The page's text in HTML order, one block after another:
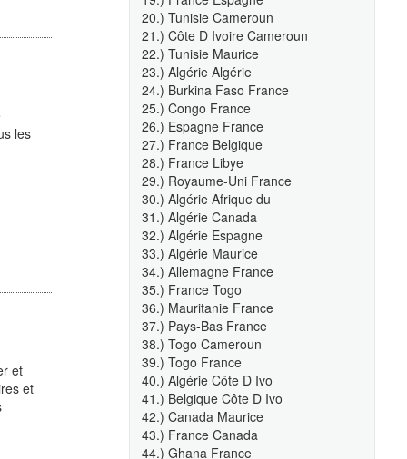
les
et
et
20.) Tunisie Cameroun
21.) Côte D Ivoire Cameroun
22.) Tunisie Maurice
23.) Algérie Algérie
24.) Burkina Faso France
25.) Congo France
26.) Espagne France
27.) France Belgique
28.) France Libye
29.) Royaume-Uni France
30.) Algérie Afrique du
31.) Algérie Canada
32.) Algérie Espagne
33.) Algérie Maurice
34.) Allemagne France
35.) France Togo
36.) Mauritanie France
37.) Pays-Bas France
38.) Togo Cameroun
39.) Togo France
40.) Algérie Côte D Ivo
41.) Belgique Côte D Ivo
42.) Canada Maurice
43.) France Canada
44.) Ghana France